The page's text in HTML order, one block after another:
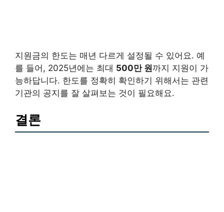
지원금의 한도는 매년 다르게 설정될 수 있어요. 예
를 들어, 2025년에는 최대 500만 원까지 지원이 가
능하답니다. 한도를 정확히 확인하기 위해서는 관련
기관의 공지를 잘 살펴보는 것이 필요해요.
결론